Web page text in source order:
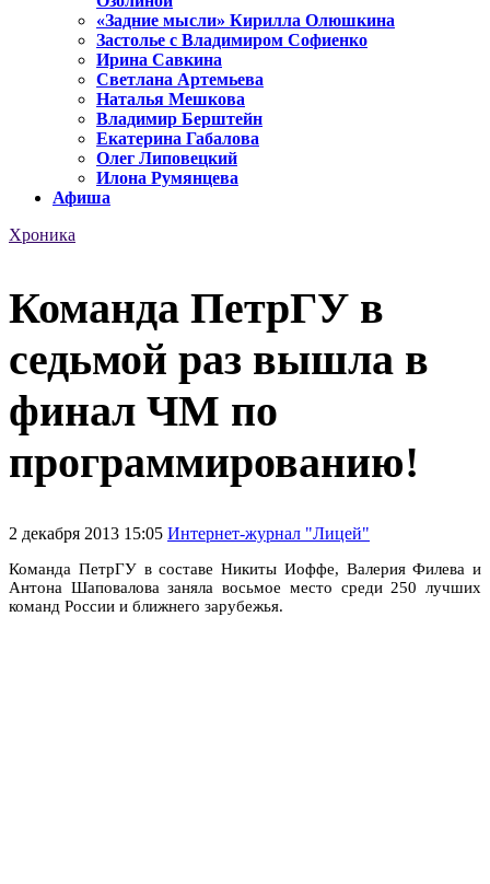
«Задние мысли» Кирилла Олюшкина
Застолье с Владимиром Софиенко
Ирина Савкина
Светлана Артемьева
Наталья Мешкова
Владимир Берштейн
Екатерина Габалова
Олег Липовецкий
Илона Румянцева
Афиша
Хроника
Команда ПетрГУ в
седьмой раз вышла в
финал ЧМ по
программированию!
2 декабря 2013 15:05 Интернет-журнал "Лицей"
Команда ПетрГУ в составе Никиты Иоффе, Валерия Филева и
Антона Шаповалова заняла восьмое место среди 250 лучших
команд России и ближнего зарубежья.